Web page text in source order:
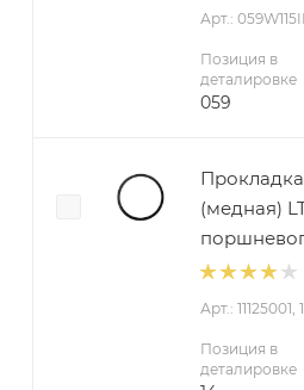
Арт.:
Позиция в
деталировке
059
(медная)
Арт.: 11125001,
Позиция в
деталировке